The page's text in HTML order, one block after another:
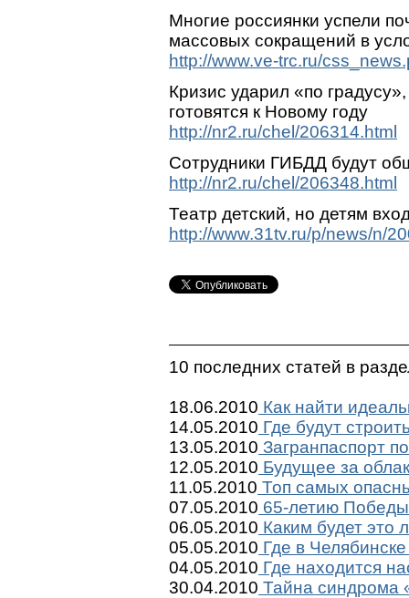
Многие россиянки успели
массовых сокращений в
http://www.ve-trc.ru/
Кризис ударил «по
готовятся к Новому году
http://nr2.ru/chel/206314.html
Сотрудники ГИБДД будут
http://nr2.ru/chel/206348.html
Театр детский, но детям
http://www.31tv.ru/p/news/n/
10 последних статей в
18.06.2010 Как найти
14.05.2010 Где будут
13.05.2010 Загранпаспорт
12.05.2010 Будущее за
11.05.2010 Топ самых
07.05.2010 65-летию
06.05.2010 Каким будет это
05.05.2010 Где в
04.05.2010 Где находится
30.04.2010 Тайна синдрома